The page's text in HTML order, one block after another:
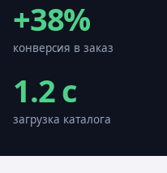
+38%
конверсия в заказ
1.2с
загрузка каталога